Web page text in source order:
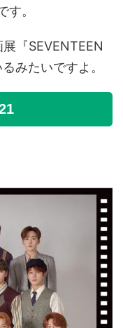
。
『SEVENTEEN
みたいですよ。